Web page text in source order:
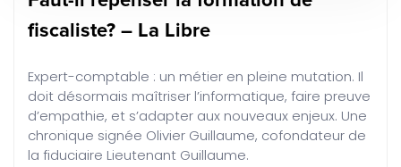
fiscaliste? – La Libre
Expert-comptable : un métier en pleine mutation. Il
doit désormais maîtriser l’informatique, faire preuve
d’empathie, et s’adapter aux nouveaux enjeux. Une
chronique signée Olivier Guillaume, cofondateur de
la fiduciaire Lieutenant Guillaume.